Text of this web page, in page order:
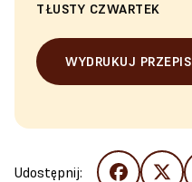
TŁUSTY CZWARTEK
WYDRUKUJ PRZEPIS
Udostępnij: